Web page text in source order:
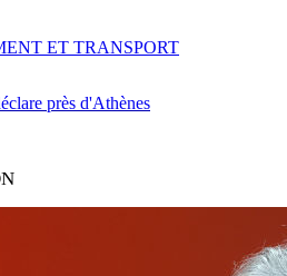
près d'Athènes
ET TRANSPORT